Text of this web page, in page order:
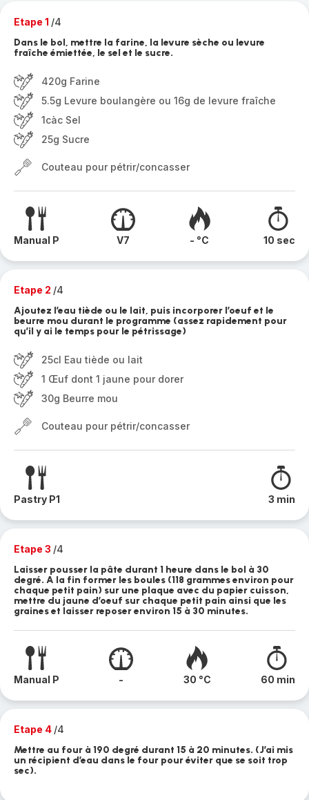
Etape 1 /4
Dans le bol, mettre la farine, la levure sèche ou levure
fraîche émiettée, le sel et le sucre.
420g Farine
5.5g Levure boulangère ou 16g de levure fraîche
1càc Sel
25g Sucre
Couteau pour pétrir/concasser
Manual P V7 - °C 10 sec
Etape 2 /4
Ajoutez l’eau tiède ou le lait, puis incorporer l’oeuf et le
beurre mou durant le programme (assez rapidement pour
qu’il y ai le temps pour le pétrissage)
25cl Eau tiède ou lait
1 Œuf dont 1 jaune pour dorer
30g Beurre mou
Couteau pour pétrir/concasser
Pastry P1 3 min
Etape 3 /4
Laisser pousser la pâte durant 1 heure dans le bol à 30
degré. A la fin former les boules (118 grammes environ pour
chaque petit pain) sur une plaque avec du papier cuisson,
mettre du jaune d’oeuf sur chaque petit pain ainsi que les
graines et laisser reposer environ 15 à 30 minutes.
Manual P - 30 °C 60 min
Etape 4 /4
Mettre au four à 190 degré durant 15 à 20 minutes. (J’ai mis
un récipient d’eau dans le four pour éviter que se soit trop
sec).